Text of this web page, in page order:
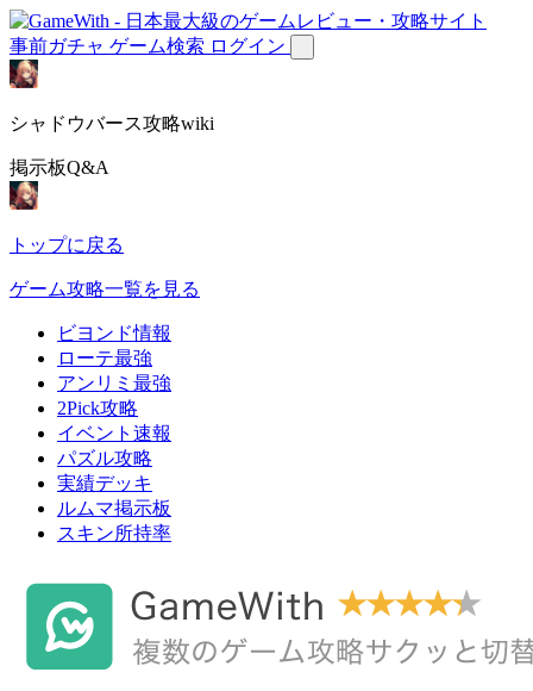
事前ガチャ ゲーム検索 ログイン
シャドウバース攻略wiki
掲示板Q&A
トップに戻る
ゲーム攻略一覧を見る
ビヨンド情報
ローテ最強
アンリミ最強
2Pick攻略
イベント速報
パズル攻略
実績デッキ
ルムマ掲示板
スキン所持率